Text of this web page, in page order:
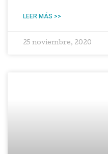
LEER MÁS >>
25 noviembre, 2020